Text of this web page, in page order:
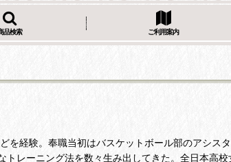
品検索 ご利用案内
経験。奉職当初はバスケットボール部のアシス
レーニング法を数々生み出してきた。全日本高